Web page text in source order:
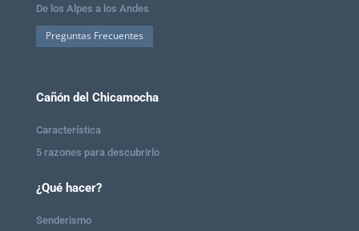
De los Alpes a los Andes
Preguntas Frecuentes
Cañón del Chicamocha
Característica
5 razones para descubrirlo
¿Qué hacer?
Senderismo